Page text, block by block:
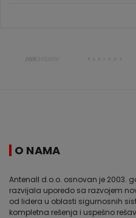
O NAMA
Antenall d.o.o. osnovan je 2003.
razvijala uporedo sa razvojem
od lidera u oblasti sigurnosnih
kompletna rešenja i uspešno